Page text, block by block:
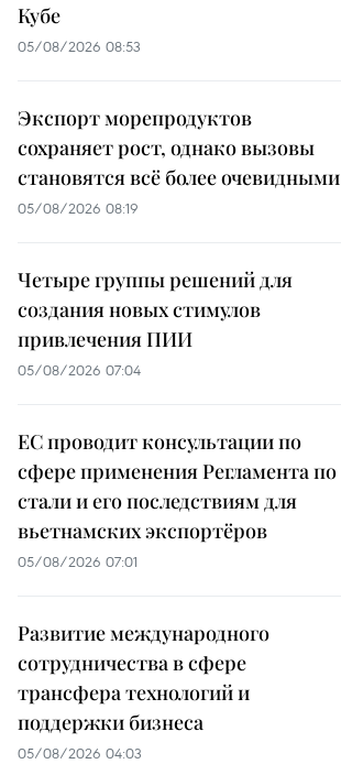
Кубе
05/08/2026 08:53
Экспорт морепродуктов
сохраняет рост, однако вызовы
становятся всё более очевидными
05/08/2026 08:19
Четыре группы решений для
создания новых стимулов
привлечения ПИИ
05/08/2026 07:04
ЕС проводит консультации по
сфере применения Регламента по
стали и его последствиям для
вьетнамских экспортёров
05/08/2026 07:01
Развитие международного
сотрудничества в сфере
трансфера технологий и
поддержки бизнеса
05/08/2026 04:03